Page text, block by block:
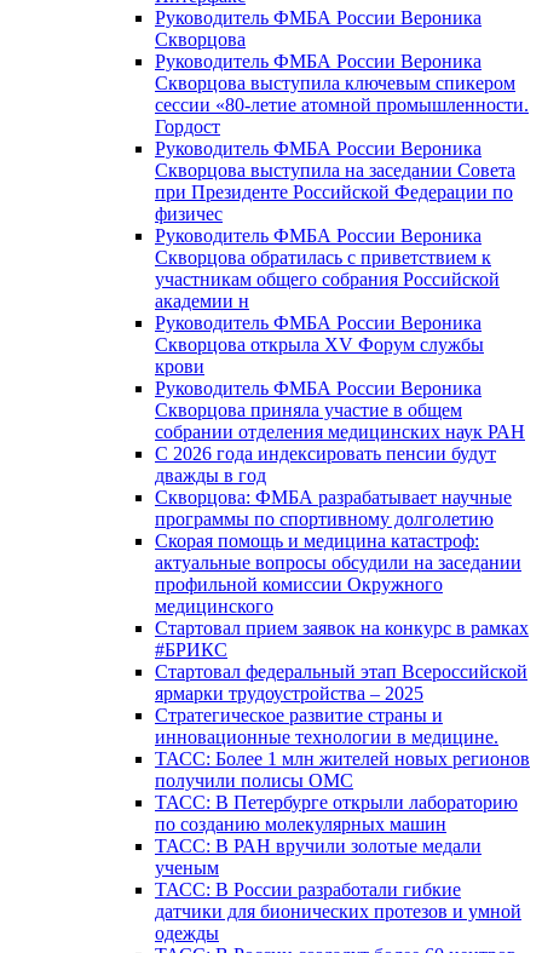
Руководитель ФМБА России Вероника
Скворцова
Руководитель ФМБА России Вероника
Скворцова выступила ключевым спикером
сессии «80-летие атомной промышленности.
Гордост
Руководитель ФМБА России Вероника
Скворцова выступила на заседании Совета
при Президенте Российской Федерации по
физичес
Руководитель ФМБА России Вероника
Скворцова обратилась с приветствием к
участникам общего собрания Российской
академии н
Руководитель ФМБА России Вероника
Скворцова открыла XV Форум службы
крови
Руководитель ФМБА России Вероника
Скворцова приняла участие в общем
собрании отделения медицинских наук РАН
С 2026 года индексировать пенсии будут
дважды в год
Скворцова: ФМБА разрабатывает научные
программы по спортивному долголетию
Скорая помощь и медицина катастроф:
актуальные вопросы обсудили на заседании
профильной комиссии Окружного
медицинского
Стартовал прием заявок на конкурс в рамках
#БРИКС
Стартовал федеральный этап Всероссийской
ярмарки трудоустройства – 2025
Стратегическое развитие страны и
инновационные технологии в медицине.
ТАСС: Более 1 млн жителей новых регионов
получили полисы ОМС
ТАСС: В Петербурге открыли лабораторию
по созданию молекулярных машин
ТАСС: В РАН вручили золотые медали
ученым
ТАСС: В России разработали гибкие
датчики для бионических протезов и умной
одежды